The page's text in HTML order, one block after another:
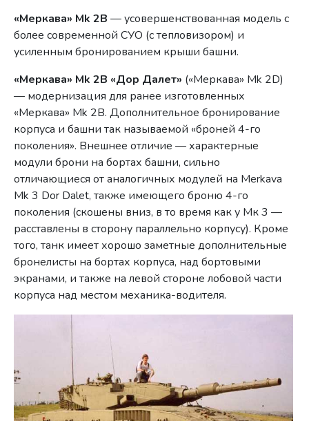
«Меркава» Mk 2В — усовершенствованная модель с
более современной СУО (с тепловизором) и
усиленным бронированием крыши башни.
«Меркава» Mk 2B «Дор Далет» («Меркава» Mk 2D)
— модернизация для ранее изготовленных
«Меркава» Mk 2В. Дополнительное бронирование
корпуса и башни так называемой «броней 4-го
поколения». Внешнее отличие — характерные
модули брони на бортах башни, сильно
отличающиеся от аналогичных модулей на Merkava
Mk 3 Dor Dalet, также имеющего броню 4-го
поколения (скошены вниз, в то время как у Мк 3 —
расставлены в сторону параллельно корпусу). Кроме
того, танк имеет хорошо заметные дополнительные
бронелисты на бортах корпуса, над бортовыми
экранами, и также на левой стороне лобовой части
корпуса над местом механика-водителя.